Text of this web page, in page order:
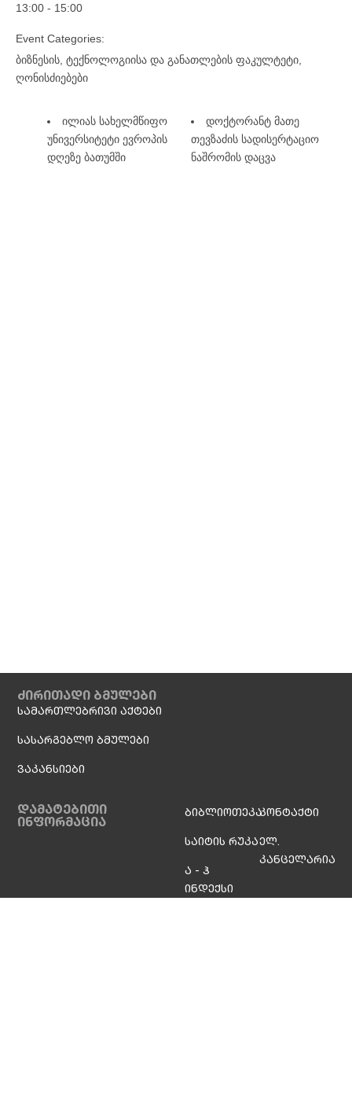
13:00 - 15:00
Event Categories:
ბიზნესის, ტექნოლოგიისა და განათლების ფაკულტეტი,
ღონისძიებები
ილიას სახელმწიფო
უნივერსიტეტი ევროპის
დღეზე ბათუმში
დოქტორანტ მათე
თევზაძის სადისერტაციო
ნაშრომის დაცვა
ძირითადი ბმულები
სამართლებრივი აქტები
სასარგებლო ბმულები
ვაკანსიები
დამატებითი
ინფორმაცია
ბიბლიოთეკა
საიტის რუკა
ა - ჰ
ინდექსი
კონტაქტი
ელ.
კანცელარია